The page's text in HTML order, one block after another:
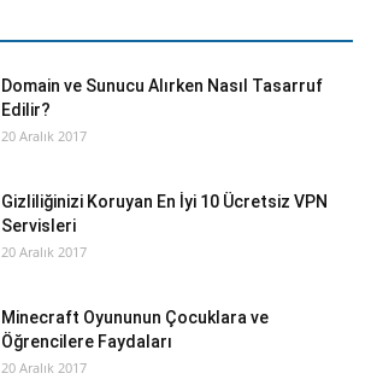
Domain ve Sunucu Alırken Nasıl Tasarruf
Edilir?
20 Aralık 2017
Gizliliğinizi Koruyan En İyi 10 Ücretsiz VPN
Servisleri
20 Aralık 2017
Minecraft Oyununun Çocuklara ve
Öğrencilere Faydaları
20 Aralık 2017